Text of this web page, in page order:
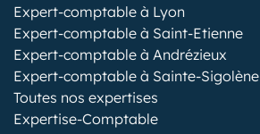
Expert-comptable à Lyon
Expert-comptable à Saint-Etienne
Expert-comptable à Andrézieux
Expert-comptable à Sainte-Sigolène
Toutes nos expertises
Expertise-Comptable